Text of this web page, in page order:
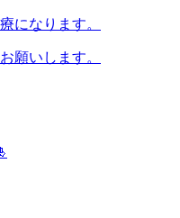
になります。
願いします。